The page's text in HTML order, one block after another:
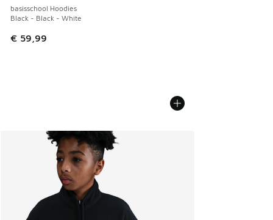
basisschool Hoodies
Black - Black - White
€ 59,99